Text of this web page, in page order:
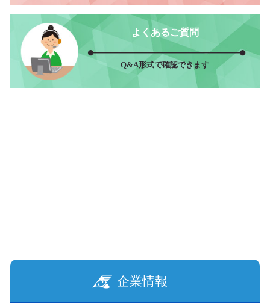
よくあるご質問
Q&A形式で確認できます
企業情報